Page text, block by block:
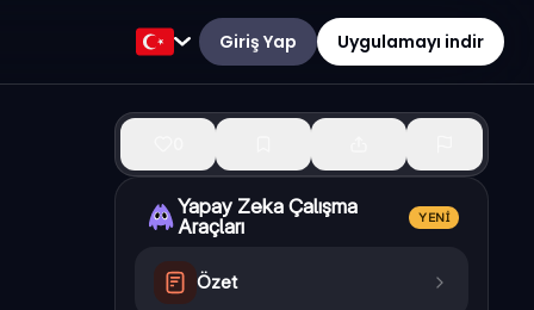
Giriş Yap Uygulamayı indir
Yapay Zeka Çalışma
Araçları
YENI
Özet